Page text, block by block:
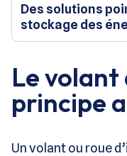
Des solutions
stockage des
Le volant
principe
Un volant ou roue